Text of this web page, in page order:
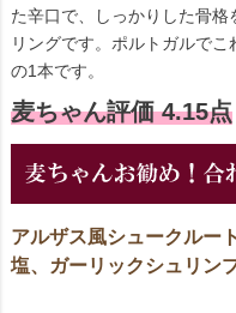
た辛口で、しっかりした骨
リングです。ポルトガルで
の1本です。
麦ちゃん評価 4.15点
アルザス風シュークルー
塩、ガーリックシュリン